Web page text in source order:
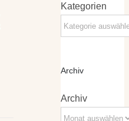
Kategorien
Archiv
Archiv